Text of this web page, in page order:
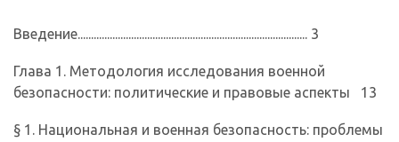
Введение...................................................................................... 3
Глава 1. Методология исследования военной
безопасности: полити­ческие и правовые аспекты 13
§ 1. Национальная и военная безопасность: проблемы